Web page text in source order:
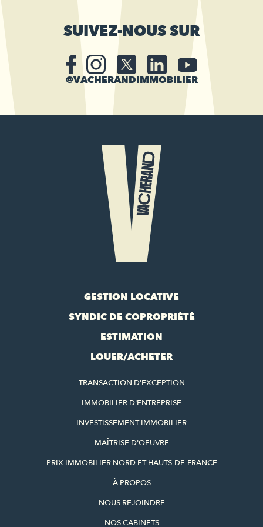
SUIVEZ-NOUS SUR
@VACHERANDIMMOBILIER
GESTION LOCATIVE
SYNDIC DE COPROPRIÉTÉ
ESTIMATION
LOUER/ACHETER
TRANSACTION D'EXCEPTION
IMMOBILIER D'ENTREPRISE
INVESTISSEMENT IMMOBILIER
MAÎTRISE D'OEUVRE
PRIX IMMOBILIER NORD ET HAUTS-DE-FRANCE
À PROPOS
NOUS REJOINDRE
NOS CABINETS